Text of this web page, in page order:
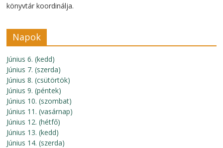
könyvtár koordinálja.
Napok
Június 6. (kedd)
Június 7. (szerda)
Június 8. (csütörtök)
Június 9. (péntek)
Június 10. (szombat)
Június 11. (vasárnap)
Június 12. (hétfő)
Június 13. (kedd)
Június 14. (szerda)